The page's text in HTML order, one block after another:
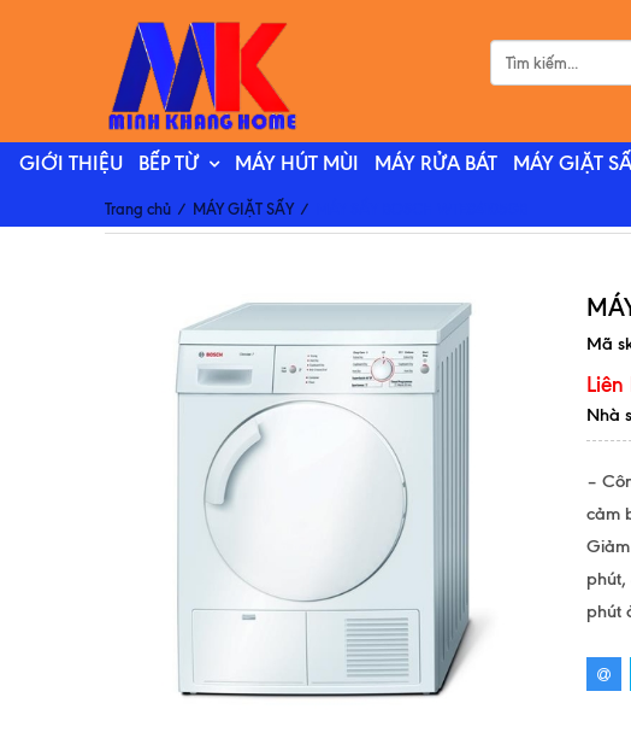
GIỚI THIỆU BẾP TỪ MÁY HÚT MÙI MÁY RỬA BÁT MÁY GIẶT
Trang chủ / MÁY GIẶT SẤY /
Mã
Liên
Nhà
–
cảm
phút